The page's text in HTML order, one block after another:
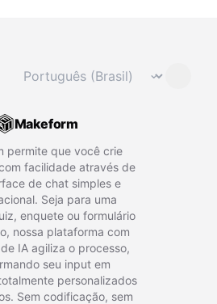
Mudar idioma ⌄
Makeform
permite que você crie
facilidade através de
de chat simples e
Seja para uma
enquete ou formulário
nossa plataforma com
IA agiliza o processo,
seu input em
personalizados
Sem codificação, sem